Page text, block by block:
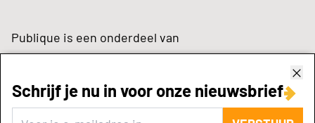
Schrijf je nu in voor onze nieuwsbrief
Publique is een onderdeel van
zynchrone.com